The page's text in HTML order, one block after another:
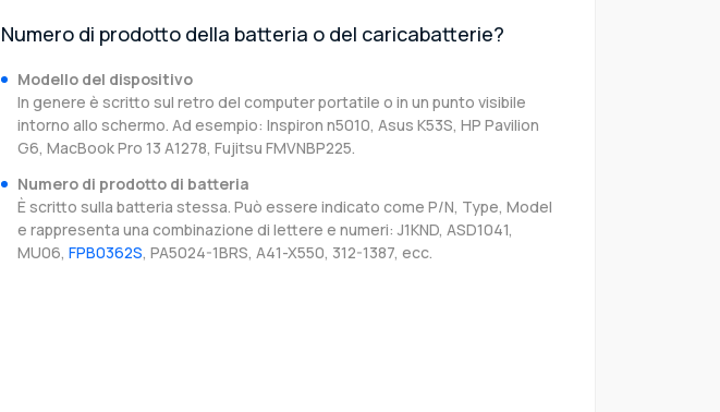
Numero di prodotto della batteria o del caricabatterie?
Modello del dispositivo
In genere è scritto sul retro del computer portatile o in un punto visibile
intorno allo schermo. Ad esempio: Inspiron n5010, Asus K53S, HP Pavilion
G6, MacBook Pro 13 A1278, Fujitsu FMVNBP225.
Numero di prodotto di batteria
È scritto sulla batteria stessa. Può essere indicato come P/N, Type, Model
e rappresenta una combinazione di lettere e numeri: J1KND, ASD1041,
MU06, FPB0362S, PA5024-1BRS, A41-X550, 312-1387, ecc.